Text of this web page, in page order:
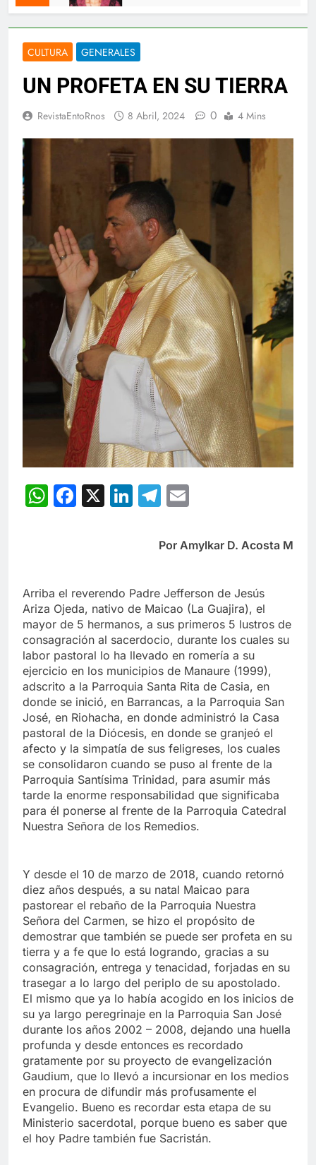
CULTURA GENERALES
UN PROFETA EN SU TIERRA
RevistaEntoRnos 8 Abril, 2024 0 4 Mins
WhatsApp
Facebook
X LinkedIn
Telegram
Por Amylkar D. Acosta M
Arriba el reverendo Padre Jefferson de Jesús
Ariza Ojeda, nativo de Maicao (La Guajira), el
mayor de 5 hermanos, a sus primeros 5 lustros de
consagración al sacerdocio, durante los cuales su
labor pastoral lo ha llevado en romería a su
ejercicio en los municipios de Manaure (1999),
adscrito a la Parroquia Santa Rita de Casia, en
donde se inició, en Barrancas, a la Parroquia San
José, en Riohacha, en donde administró la Casa
pastoral de la Diócesis, en donde se granjeó el
afecto y la simpatía de sus feligreses, los cuales
se consolidaron cuando se puso al frente de la
Parroquia Santísima Trinidad, para asumir más
tarde la enorme responsabilidad que significaba
para él ponerse al frente de la Parroquia Catedral
Nuestra Señora de los Remedios.
Y desde el 10 de marzo de 2018, cuando retornó
diez años después, a su natal Maicao para
pastorear el rebaño de la Parroquia Nuestra
Señora del Carmen, se hizo el propósito de
demostrar que también se puede ser profeta en su
tierra y a fe que lo está logrando, gracias a su
consagración, entrega y tenacidad, forjadas en su
trasegar a lo largo del periplo de su apostolado.
El mismo que ya lo había acogido en los inicios de
su ya largo peregrinaje en la Parroquia San José
durante los años 2002 – 2008, dejando una huella
profunda y desde entonces es recordado
gratamente por su proyecto de evangelización
Gaudium, que lo llevó a incursionar en los medios
en procura de difundir más profusamente el
Evangelio. Bueno es recordar esta etapa de su
Ministerio sacerdotal, porque bueno es saber que
el hoy Padre también fue Sacristán.